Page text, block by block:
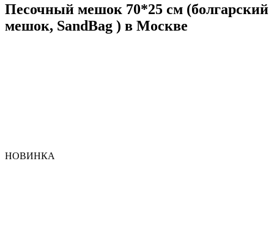
Песочный мешок 70*25 см (болгарский
мешок, SandBag ) в Москве
НОВИНКА